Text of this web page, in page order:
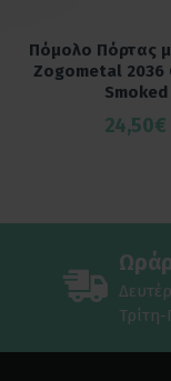
Πόμολο Πόρτας
Zogometal 2036
Smoked
24,50€